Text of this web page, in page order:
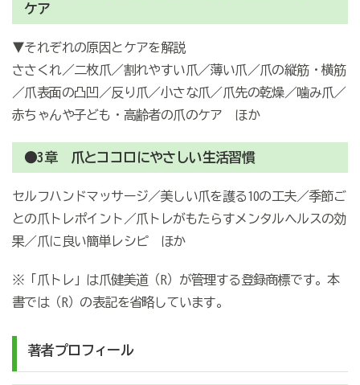
ケア
▼それぞれの原因とケアを解説
ささくれ／二枚爪／割れやすい爪／薄い爪／爪の縦筋・横筋
／爪表面の凸凹／反り爪／小さな爪／爪先の乾燥／噛み爪／
赤ちゃんや子ども・高齢者の爪のケア ほか
●3章 爪とココロにやさしい生活習慣
セルフハンドマッサージ／美しい爪を護る10の工夫／季節ご
との爪トレポイント／爪トレがもたらすメンタルヘルスの効
果／爪に良い簡単レシピ ほか
※「爪トレ」は爪健美道（R）が管理する登録商標です。本
書では（R）の表記を省略しています。
著者プロフィール